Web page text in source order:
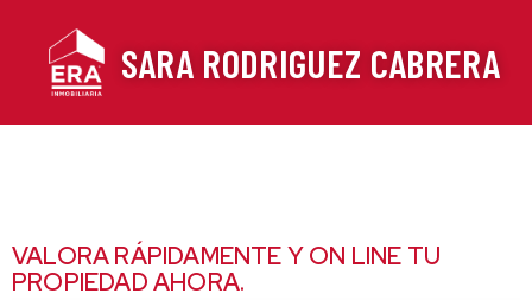
contenido
SARA RODRIGUEZ CABRERA
VALORA RÁPIDAMENTE Y ON LINE TU
PROPIEDAD AHORA.